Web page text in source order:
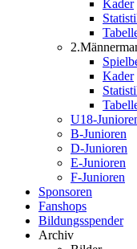
Kader
Kader
U18-
B-Junioren
D-Junioren
E-Junioren
F-Junioren
Sponsoren
Fanshops
Bildungsspender
Archiv